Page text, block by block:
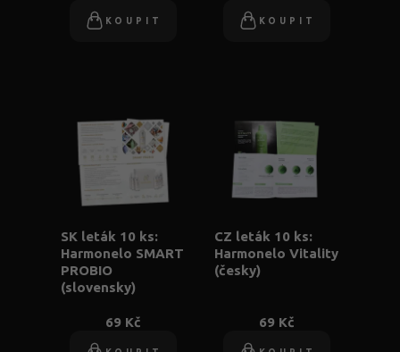
KOUPIT KOUPIT
SK leták 10 ks:
Harmonelo SMART
PROBIO
(slovensky)
69 Kč
CZ leták 10 ks:
Harmonelo Vitality
(česky)
69 Kč